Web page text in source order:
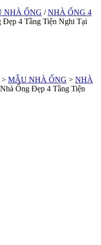
NHÀ ỐNG /NHÀ ỐNG 4
4 Tầng Tiện Nghi Tại
> MẪU NHÀ ỐNG > NHÀ
Ống Đẹp 4 Tầng Tiện